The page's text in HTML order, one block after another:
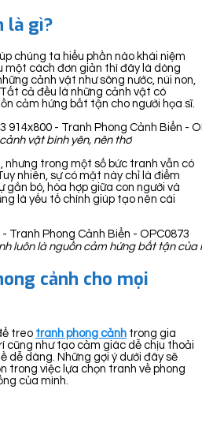
là gì?
chúng ta hiểu phần nào khái niệm
một cách đơn giản thì đây là dòng
cảnh vật như sông nước, núi non,
cả đều là những cảnh vật có
cảm hứng bất tận cho người họa sĩ.
vật bình yên, nên thơ
nhưng trong một số bức tranh vẫn có
nhiên, sự có mặt này chỉ là điểm
gắn bó, hòa hợp giữa con người và
là yếu tố chính giúp tạo nên cái
luôn là nguồn cảm hứng bất tận của
cảnh cho mọi
treo tranh phong cảnh trong gia
cũng như tạo cảm giác dễ chịu thoải
dễ dàng. Những gợi ý dưới đây sẽ
trong việc lựa chọn tranh về phong
của mình.